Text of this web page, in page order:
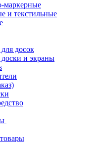
маркерные
и текстильные
досок
и экраны